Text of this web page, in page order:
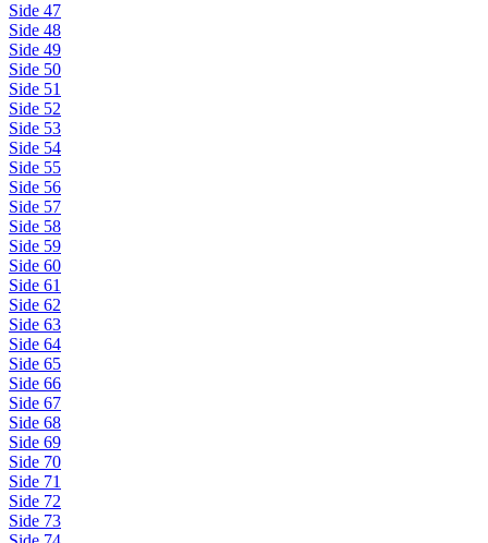
Side 47
Side 48
Side 49
Side 50
Side 51
Side 52
Side 53
Side 54
Side 55
Side 56
Side 57
Side 58
Side 59
Side 60
Side 61
Side 62
Side 63
Side 64
Side 65
Side 66
Side 67
Side 68
Side 69
Side 70
Side 71
Side 72
Side 73